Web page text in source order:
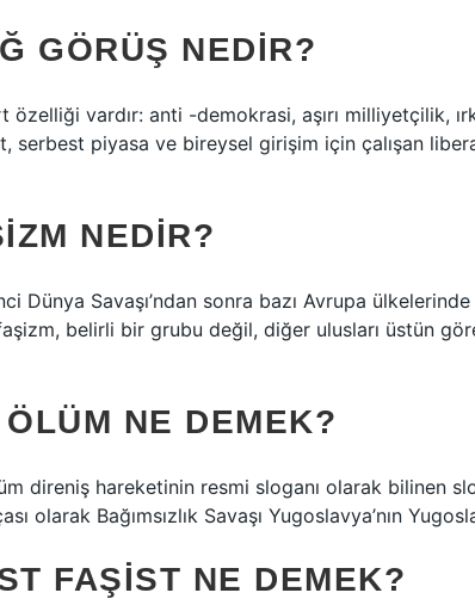
GÖRÜŞ NEDIR?
özelliği vardır: anti -demokrasi, aşırı milliyetçilik,
serbest piyasa ve bireysel girişim için çalışan
NEDIR?
Dünya Savaşı’ndan sonra bazı Avrupa
belirli bir grubu değil, diğer ulusları üstün
NE DEMEK?
direniş hareketinin resmi sloganı olarak bilinen
olarak Bağımsızlık Savaşı Yugoslavya’nın
FAŞIST NE DEMEK?